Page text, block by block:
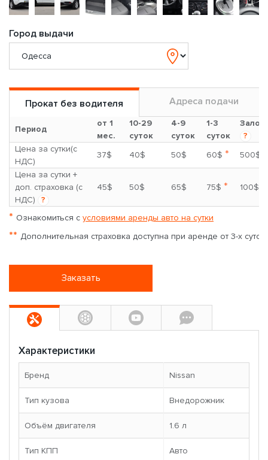
Город выдачи
Прокат без водителя Адреса подачи
Период
от 1
мес.
10-29
суток
4-9
суток
1-3
суток
Залог
?
Цена за сутки(с
НДС)
37$ 40$ 50$ 60$ *
500$
Цена за сутки +
доп. страховка (с
НДС)
?
45$ 50$ 65$ 75$ * 100$
* Ознакомиться с условиями аренды авто на сутки
** Дополнительная страховка доступна при аренде от 3-х суток
Заказать
Характеристики
Бренд Nissan
Тип кузова Внедорожник
Объём двигателя 1.6 л
Тип КПП Авто